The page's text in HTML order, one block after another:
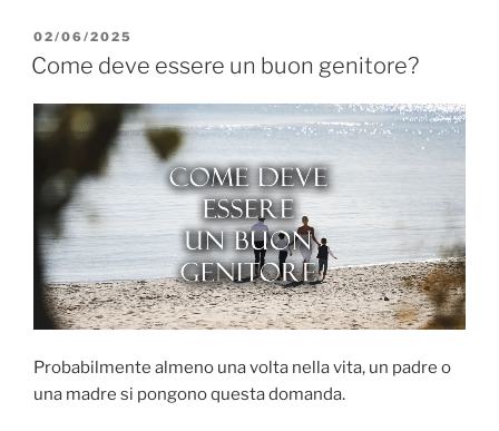
c
e
b
o
o
k
ai
l
di
vi
di
PUBBLICATO
IL
02/06/2025
Come deve essere un buon genitore?
Probabilmente almeno una volta nella vita, un padre o
una madre si pongono questa domanda.